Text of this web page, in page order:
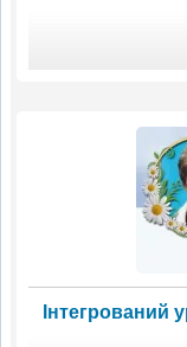
Інтегрований